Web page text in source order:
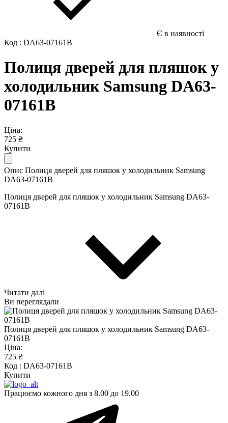
Є в наявності
Код : DA63-07161B
Полиця дверей для пляшок у
холодильник Samsung DA63-
07161B
Ціна:
725 ₴
Купити
Опис Полиця дверей для пляшок у холодильник Samsung
DA63-07161B
Полиця дверей для пляшок у холодильник Samsung DA63-
07161B
Читати далі
Ви переглядали
Полиця дверей для пляшок у холодильник Samsung DA63-
07161B
Ціна:
725 ₴
Код : DA63-07161B
Купити
Працюємо кожного дня з 8.00 до 19.00